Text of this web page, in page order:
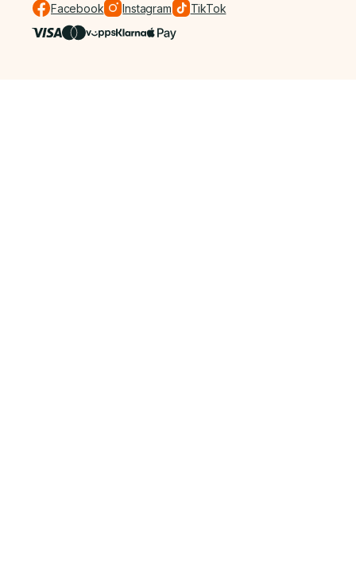
Facebook Instagram TikTok